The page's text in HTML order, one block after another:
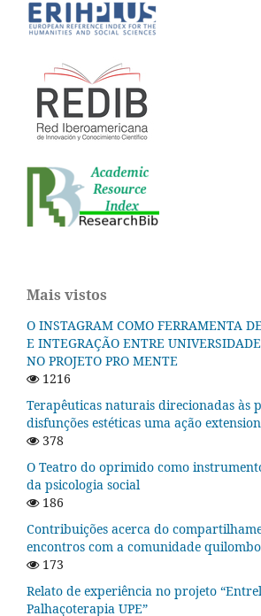
Mais vistos
O INSTAGRAM COMO FERRAMENTA
E INTEGRAÇÃO ENTRE
NO PROJETO PRO MENTE
1216
Terapêuticas naturais direcionadas às
disfunções estéticas uma ação
378
O Teatro do oprimido como
da psicologia social
186
Contribuições acerca do
encontros com a comunidade
173
Relato de experiência no projeto
Palhaçoterapia UPE”